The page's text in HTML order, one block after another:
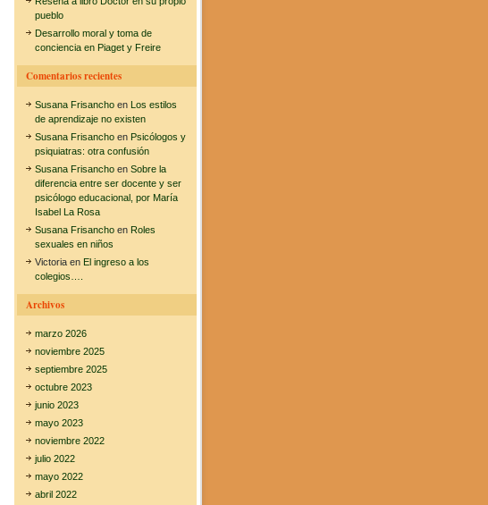
pueblo
Desarrollo moral y toma de
conciencia en Piaget y Freire
Comentarios recientes
Susana Frisanchoen Los estilos
de aprendizaje no existen
Susana Frisanchoen Psicólogos y
psiquiatras: otra confusión
Susana Frisanchoen Sobre la
diferencia entre ser docente y ser
psicólogo educacional, por María
Isabel La Rosa
Susana Frisanchoen Roles
sexuales en niños
Victoriaen El ingreso a los
colegios….
Archivos
marzo 2026
noviembre 2025
septiembre 2025
octubre 2023
junio 2023
mayo 2023
noviembre 2022
julio 2022
mayo 2022
abril 2022